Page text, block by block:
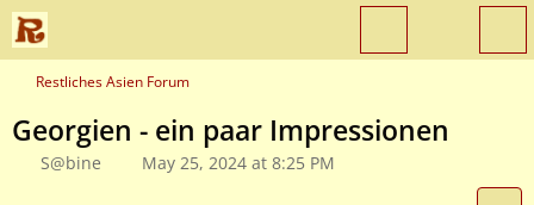
Restliches Asien Forum
Georgien - ein paar Impressionen
S@bine May 25, 2024 at 8:25 PM